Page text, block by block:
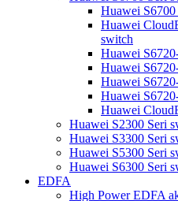
Huawei
Huawei
switch
Huawei
Huawei
Huawei
Huawei
Huawei
Huawei S2300 Seri
Huawei S3300 Seri
Huawei S5300 Seri
Huawei S6300 Seri
EDFA
High Power EDFA